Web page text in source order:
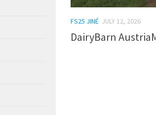
FS25 JINÉ JULY 12, 2026
DairyBarn